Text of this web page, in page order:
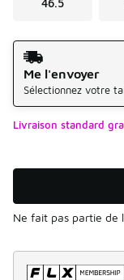
46.5
Mode d'expédition
Me l'envoyer
Sélectionnez votre
Livraison standard
Ne fait pas partie de